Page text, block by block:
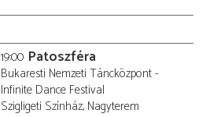
19:00 Patoszféra
Bukaresti Nemzeti Táncközpont -
Infinite Dance Festival
Szigligeti Színház, Nagyterem